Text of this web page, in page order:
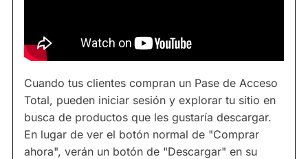
Cuando tus clientes compran un Pase de Acceso
Total, pueden iniciar sesión y explorar tu sitio en
busca de productos que les gustaría descargar.
En lugar de ver el botón normal de "Comprar
ahora", verán un botón de "Descargar" en su